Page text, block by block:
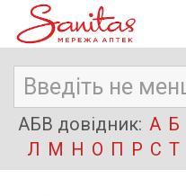
АБВ довідник: А Б
Л М Н О П Р С Т